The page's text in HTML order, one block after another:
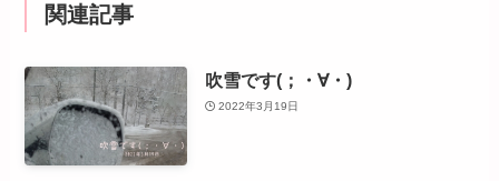
関連記事
吹雪です(；・∀・)
2022年3月19日